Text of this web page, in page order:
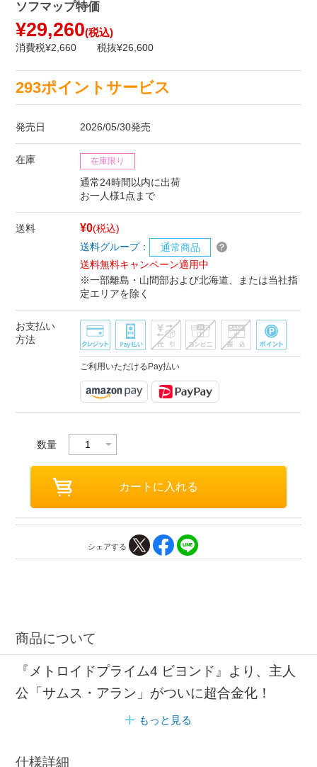
ソフマップ特価
¥29,260(税込)
消費税¥2,660 税抜¥26,600
293ポイントサービス
発売日 2026/05/30発売
在庫 在庫限り
通常24時間以内に出荷
お一人様1点まで
送料 ¥0(税込)
送料グループ：
通常商品
送料無料キャンペーン適用中
※一部離島・山間部および北海道、または当社指
定エリアを除く
お支払い
方法
ご利用いただけるPay払い
数量
シェアする
商品について
『メトロイドプライム4 ビヨンド』より、主人
公「サムス・アラン」がついに超合金化！
もっと見る
仕様詳細